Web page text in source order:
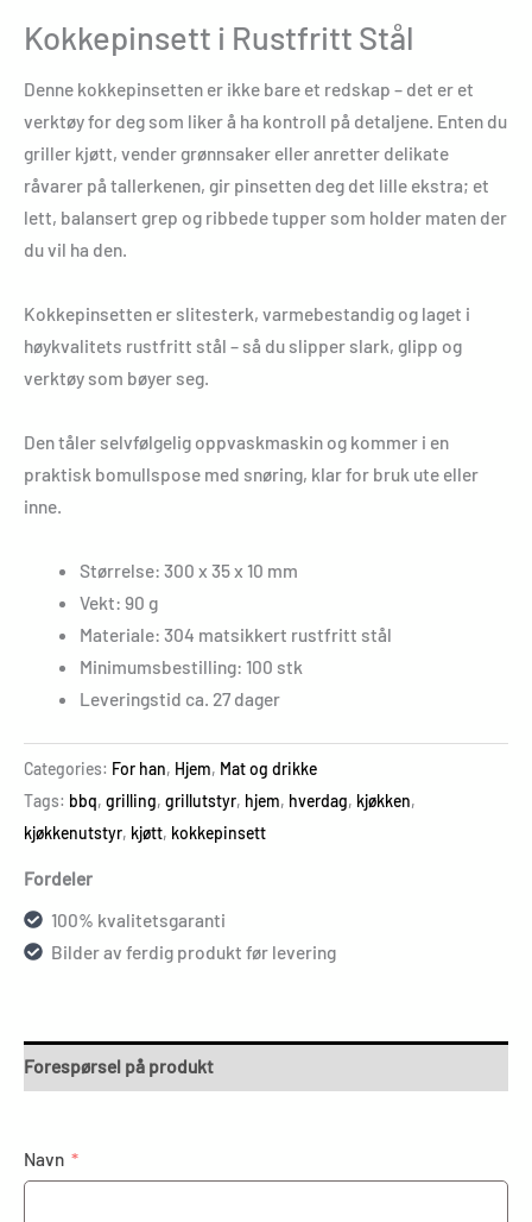
Kokkepinsett i Rustfritt Stål
Denne kokkepinsetten er ikke bare et redskap – det er et
verktøy for deg som liker å ha kontroll på detaljene. Enten du
griller kjøtt, vender grønnsaker eller anretter delikate
råvarer på tallerkenen, gir pinsetten deg det lille ekstra; et
lett, balansert grep og ribbede tupper som holder maten der
du vil ha den.
Kokkepinsetten er slitesterk, varmebestandig og laget i
høykvalitets rustfritt stål – så du slipper slark, glipp og
verktøy som bøyer seg.
Den tåler selvfølgelig oppvaskmaskin og kommer i en
praktisk bomullspose med snøring, klar for bruk ute eller
inne.
Størrelse: 300 x 35 x 10 mm
Vekt: 90 g
Materiale: 304 matsikkert rustfritt stål
Minimumsbestilling: 100 stk
Leveringstid ca. 27 dager
Categories: For han, Hjem, Mat og drikke
Tags: bbq, grilling, grillutstyr, hjem, hverdag, kjøkken,
kjøkkenutstyr, kjøtt, kokkepinsett
Fordeler
100% kvalitetsgaranti
Bilder av ferdig produkt før levering
Forespørsel på produkt
Navn